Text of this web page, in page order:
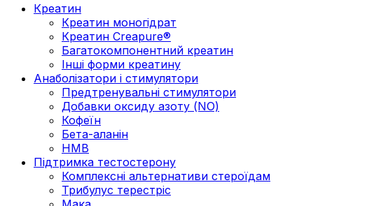
Креатин
Креатин моногідрат
Креатин Creapure®
Багатокомпонентний креатин
Інші форми креатину
Анаболізатори і стимулятори
Предтренувальні стимулятори
Добавки оксиду азоту (NO)
Кофеїн
Бета-аланін
HMB
Підтримка тестостерону
Комплексні альтернативи стероїдам
Трибулус терестріс